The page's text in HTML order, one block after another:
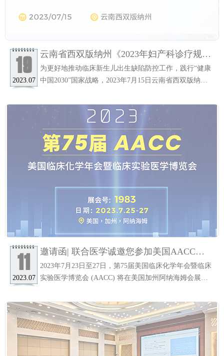
19
2023.07
云南省西双版纳州《2023年妇产科诊疗规范
新进展及新生儿遗传病防控学习班》圆满举
行
为更好地推动临床新生儿出生缺陷防控工作，践行“健康
中国2030”国家战略，2023年7月15日云南省西双版纳傣
会”，旨在集结妇产&新生儿科临床专家和学者，搭建以
技术进展介绍、临床案例剖析等为核心的交流平台。
11
2023.07
邀请函| 联合医学诚邀您参加美国AACC
2023
2023年7月23日至27日，第75届美国临床化学年会暨临床
实验医学博览会 (AACC) 将在美国加州阿纳海姆会展中
Clinical Lab Expo简称：AACC）是世界最大规模、最具
影响力的年度科学会议和临床实验盛会。每年吸引了来
自110个国家的20000多名国际医学界的专业人员，上届
展会总面积30000平方米，参展企业469家均来自中国、
日本、韩国、印度、迪拜、德国、墨西哥、新加坡、澳